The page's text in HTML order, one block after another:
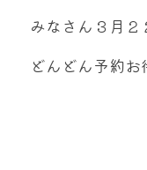
みなさん３月
どんどん予約